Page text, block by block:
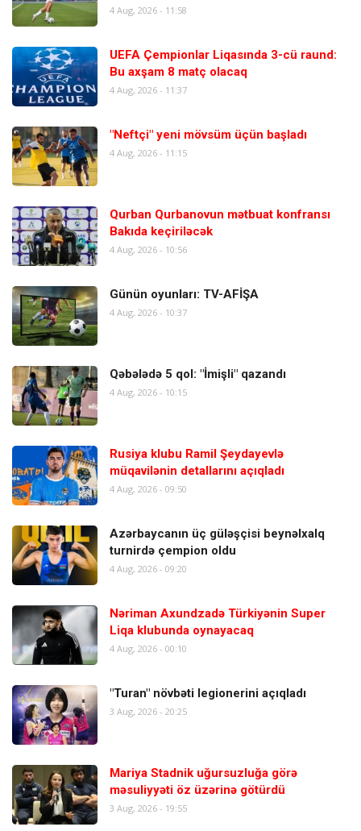
4 Aug, 2026 - 11:58
UEFA Çempionlar Liqasında 3-cü raund:
Bu axşam 8 matç olacaq
4 Aug, 2026 - 11:37
"Neftçi" yeni mövsüm üçün başladı
4 Aug, 2026 - 11:15
Qurban Qurbanovun mətbuat konfransı
Bakıda keçiriləcək
4 Aug, 2026 - 10:56
Günün oyunları: TV-AFİŞA
4 Aug, 2026 - 10:37
Qəbələdə 5 qol: "İmişli" qazandı
4 Aug, 2026 - 10:15
Rusiya klubu Ramil Şeydayevlə
müqavilənin detallarını açıqladı
4 Aug, 2026 - 09:50
Azərbaycanın üç güləşçisi beynəlxalq
turnirdə çempion oldu
4 Aug, 2026 - 09:20
Nəriman Axundzadə Türkiyənin Super
Liqa klubunda oynayacaq
4 Aug, 2026 - 00:10
"Turan" növbəti legionerini açıqladı
3 Aug, 2026 - 20:25
Mariya Stadnik uğursuzluğa görə
məsuliyyəti öz üzərinə götürdü
3 Aug, 2026 - 19:55